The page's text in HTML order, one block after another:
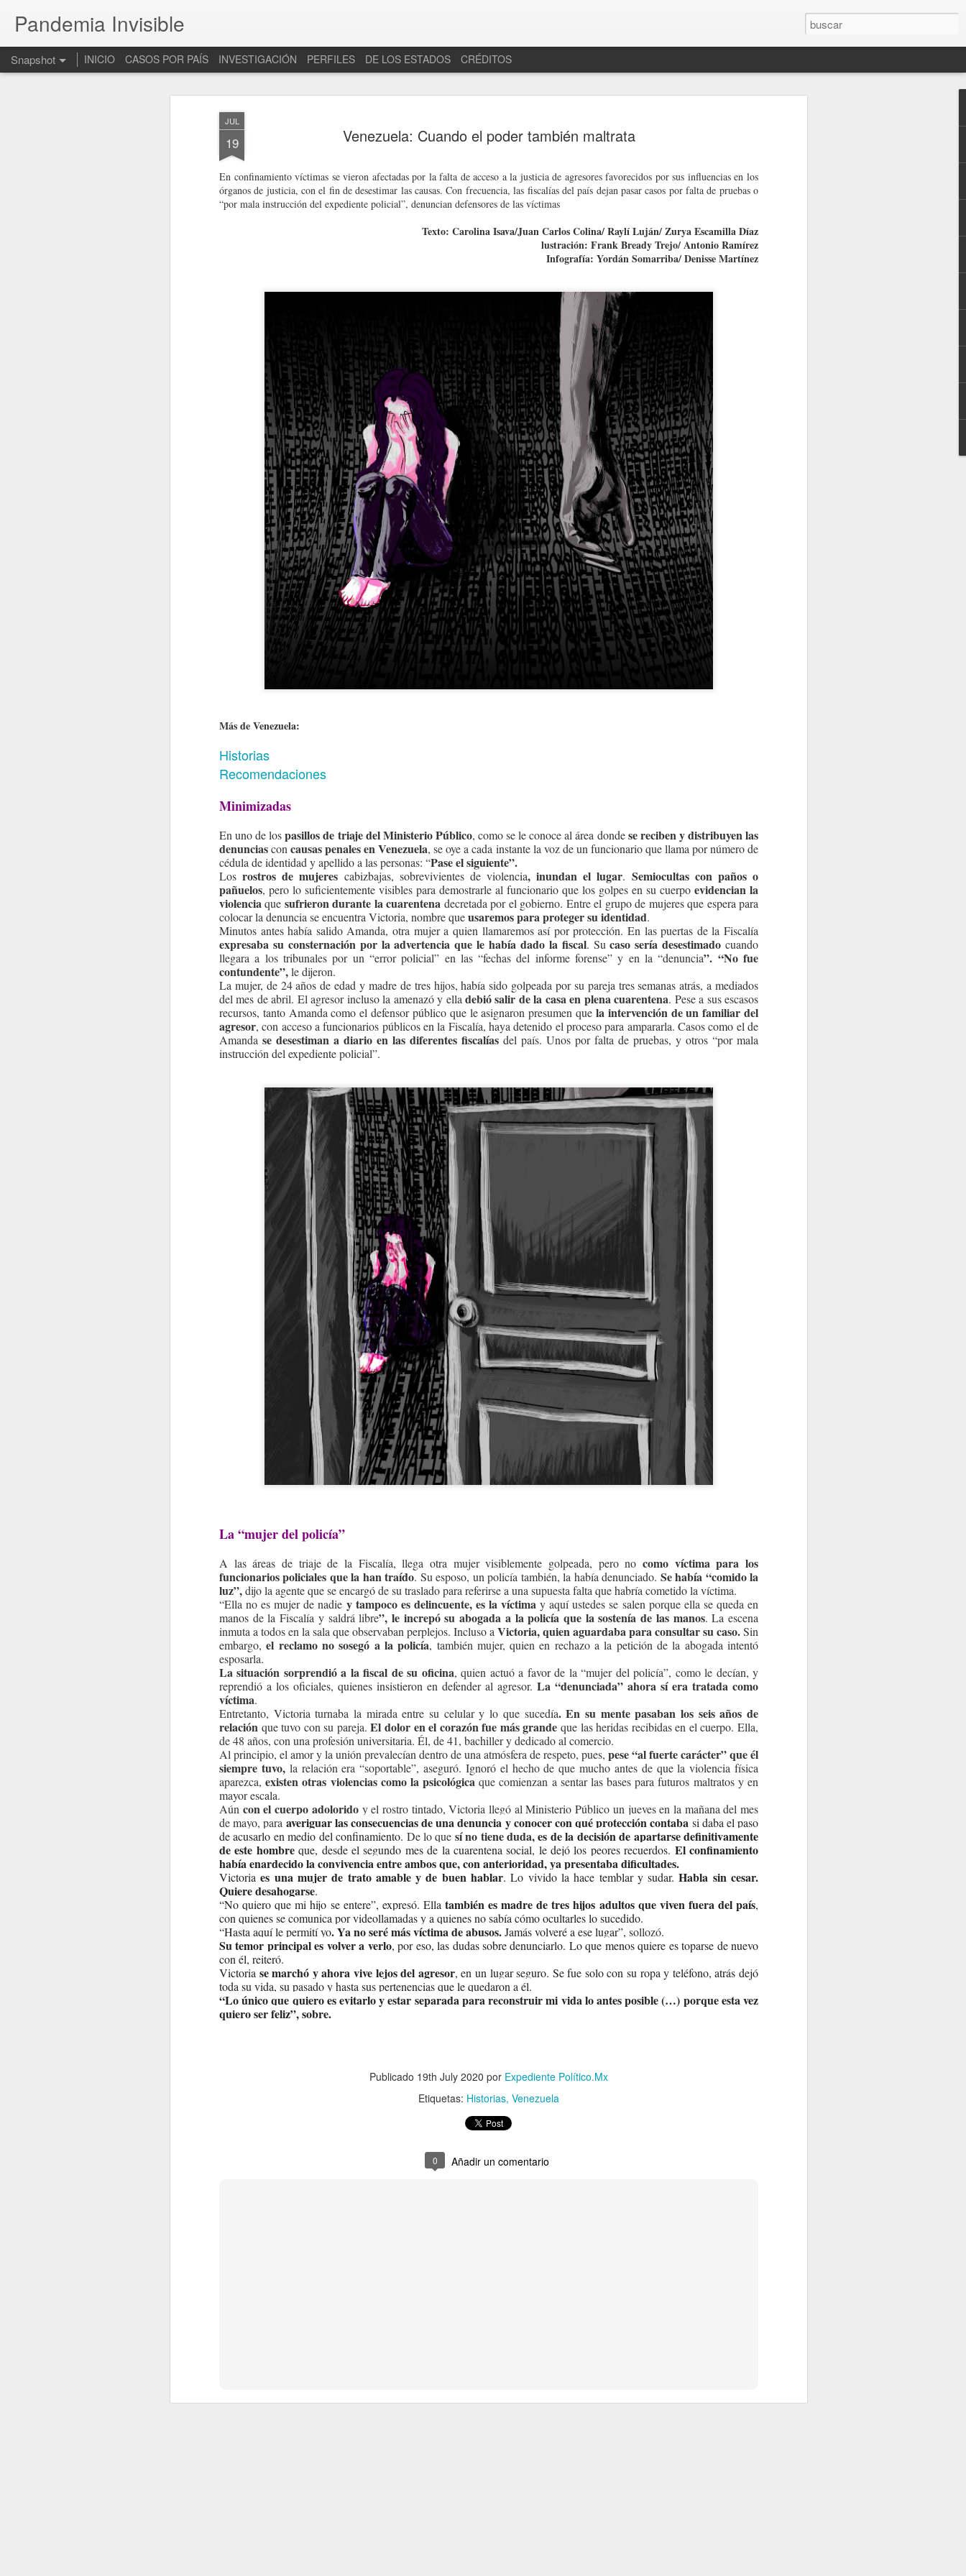
JUL
19 Venezuela: Cuando el poder también maltrata
En confinamiento víctimas se vieron afectadas por la falta de acceso a la justicia de agresores favorecidos por sus influencias en los
órganos de justicia, con el fin de desestimar las causas. Con frecuencia, las fiscalías del país dejan pasar casos por falta de pruebas o
“por mala instrucción del expediente policial”, denuncian defensores de las víctimas
Texto: Carolina Isava/Juan Carlos Colina/ Raylí Luján/ Zurya Escamilla Díaz
lustración: Frank Bready Trejo/ Antonio Ramírez
Infografía: Yordán Somarriba/ Denisse Martínez
Más de Venezuela:
Historias
Recomendaciones
Minimizadas
En uno de lospasillos de triaje del Ministerio Público, como se le conoce al área dondese reciben y distribuyen las
denunciasconcausas penales en Venezuela, se oye a cada instante la voz de un funcionario que llama por número de
cédula de identidad y apellido a las personas: “Pase el siguiente”.
Losrostros de mujeres cabizbajas, sobrevivientes de violencia, inundan el lugar. Semiocultas con paños o
pañuelos, pero lo suficientemente visibles para demostrarle al funcionario que los golpes en su cuerpo evidencian la
violenciaque sufrieron durante la cuarentena decretada por el gobierno. Entre el grupo de mujeres que espera para
colocar la denuncia se encuentra Victoria, nombre queusaremos para proteger su identidad.
Minutos antes había salido Amanda, otra mujer a quien llamaremos así por protección. En las puertas de la Fiscalía
expresaba su consternación por la advertencia que le había dado la fiscal. Sucaso sería desestimado cuando
llegara a los tribunales por un “error policial” en las “fechas del informe forense” y en la “denuncia”. “No fue
contundente”,le dijeron.
La mujer, de 24 años de edad y madre de tres hijos, había sido golpeada por su pareja tres semanas atrás, a mediados
del mes de abril. El agresor incluso la amenazó y ella debió salir de la casa en plena cuarentena. Pese a sus escasos
recursos, tanto Amanda como el defensor público que le asignaron presumen que la intervención de un familiar del
agresor, con acceso a funcionarios públicos en la Fiscalía, haya detenido el proceso para ampararla. Casos como el de
Amanda se desestiman a diario en las diferentes fiscalías del país. Unos por falta de pruebas, y otros “por mala
instrucción del expediente policial”.
La “mujer del policía”
A las áreas de triaje de la Fiscalía, llega otra mujer visiblemente golpeada, pero no como víctima para los
funcionarios policiales que la han traído. Su esposo, un policía también, la había denunciado. Se había “comido la
luz”,dijo la agente que se encargó de su traslado para referirse a una supuesta falta que habría cometido la víctima.
“Ella no es mujer de nadie y tampoco es delincuente, es la víctima y aquí ustedes se salen porque ella se queda en
manos de la Fiscalía y saldrá libre”, le increpó su abogada a la policía que la sostenía de las manos. La escena
inmuta a todos en la sala que observaban perplejos. Incluso a Victoria, quien aguardaba para consultar su caso.Sin
embargo,el reclamo no sosegó a la policía, también mujer, quien en rechazo a la petición de la abogada intentó
esposarla.
La situación sorprendió a la fiscal de su oficina, quien actuó a favor de la “mujer del policía”, como le decían, y
reprendió a los oficiales, quienes insistieron en defender al agresor. La “denunciada” ahora sí era tratada como
víctima.
Entretanto, Victoria turnaba la mirada entre su celular y lo que sucedía. En su mente pasaban los seis años de
relación que tuvo con su pareja.El dolor en el corazón fue más grandeque las heridas recibidas en el cuerpo. Ella,
de 48 años, con una profesión universitaria. Él, de 41, bachiller y dedicado al comercio.
Al principio, el amor y la unión prevalecían dentro de una atmósfera de respeto, pues, pese “al fuerte carácter” que él
siempre tuvo,la relación era “soportable”, aseguró. Ignoró el hecho de que mucho antes de que la violencia física
aparezca,existen otras violencias como la psicológica que comienzan a sentar las bases para futuros maltratos y en
mayor escala.
Aún con el cuerpo adoloridoy el rostro tintado, Victoria llegó al Ministerio Público un jueves en la mañana del mes
de mayo, para averiguar las consecuencias de una denuncia y conocer con qué protección contaba si daba el paso
de acusarlo en medio del confinamiento. De lo que sí no tiene duda,es de la decisión de apartarse definitivamente
de este hombreque, desde el segundo mes de la cuarentena social, le dejó los peores recuerdos. El confinamiento
había enardecido la convivencia entre ambos que, con anterioridad, ya presentaba dificultades.
Victoriaes una mujer de trato amable y de buen hablar. Lo vivido la hace temblar y sudar.Habla sin cesar.
Quiere desahogarse.
“No quiero que mi hijo se entere”, expresó. Ella también es madre de tres hijos adultos que viven fuera del país,
con quienes se comunica por videollamadas y a quienes no sabía cómo ocultarles lo sucedido.
“Hasta aquí le permití yo. Ya no seré más víctima de abusos.Jamás volveré a ese lugar”, sollozó.
Su temor principal es volver a verlo, por eso, las dudas sobre denunciarlo. Lo que menos quiere es toparse de nuevo
con él, reiteró.
Victoria se marchó y ahora vive lejos del agresor, en un lugar seguro. Se fue solo con su ropa y teléfono, atrás dejó
toda su vida, su pasado y hasta sus pertenencias que le quedaron a él.
“Lo único que quiero es evitarlo y estar separada para reconstruir mi vida lo antes posible (…) porque esta vez
quiero ser feliz”, sobre.
Publicado 19th July 2020 por Expediente Político.Mx
Etiquetas: Historias Venezuela
0 Añadir un comentario
Pandemia Invisible
Snapshot INICIO CASOS POR PAÍS INVESTIGACIÓN PERFILES DE LOS ESTADOS CRÉDITOS
Argentina: La desinformación jugó en contra de las mujeres